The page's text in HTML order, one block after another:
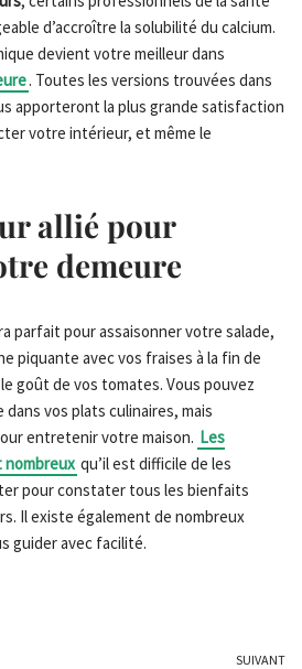
d’accroître la solubilité du calcium.
devient votre meilleur dans
. Toutes les versions trouvées dans
apporteront la plus grande satisfaction
votre intérieur, et même le
allié pour
demeure
parfait pour assaisonner votre salade,
piquante avec vos fraises à la fin de
goût de vos tomates. Vous pouvez
dans vos plats culinaires, mais
entretenir votre maison. Les
qu’il est difficile de les
pour constater tous les bienfaits
Il existe également de nombreux
guider avec facilité.
SUIVANT